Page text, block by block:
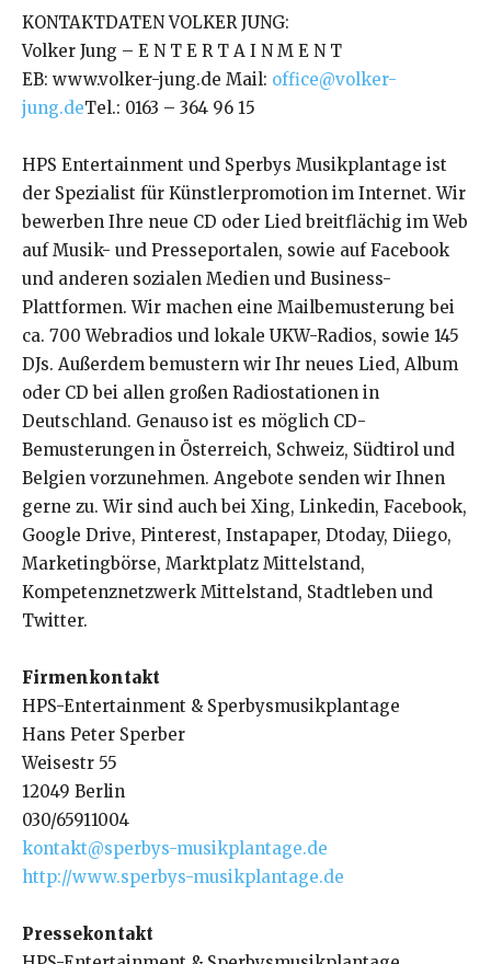
KONTAKTDATEN VOLKER JUNG:
Volker Jung – E N T E R T A I N M E N T
EB: www.volker-jung.de Mail: office@volker-
jung.deTel.: 0163 – 364 96 15
HPS Entertainment und Sperbys Musikplantage ist
der Spezialist für Künstlerpromotion im Internet. Wir
bewerben Ihre neue CD oder Lied breitflächig im Web
auf Musik- und Presseportalen, sowie auf Facebook
und anderen sozialen Medien und Business-
Plattformen. Wir machen eine Mailbemusterung bei
ca. 700 Webradios und lokale UKW-Radios, sowie 145
DJs. Außerdem bemustern wir Ihr neues Lied, Album
oder CD bei allen großen Radiostationen in
Deutschland. Genauso ist es möglich CD-
Bemusterungen in Österreich, Schweiz, Südtirol und
Belgien vorzunehmen. Angebote senden wir Ihnen
gerne zu. Wir sind auch bei Xing, Linkedin, Facebook,
Google Drive, Pinterest, Instapaper, Dtoday, Diiego,
Marketingbörse, Marktplatz Mittelstand,
Kompetenznetzwerk Mittelstand, Stadtleben und
Twitter.
Firmenkontakt
HPS-Entertainment & Sperbysmusikplantage
Hans Peter Sperber
Weisestr 55
12049 Berlin
030/65911004
kontakt@sperbys-musikplantage.de
http://www.sperbys-musikplantage.de
Pressekontakt